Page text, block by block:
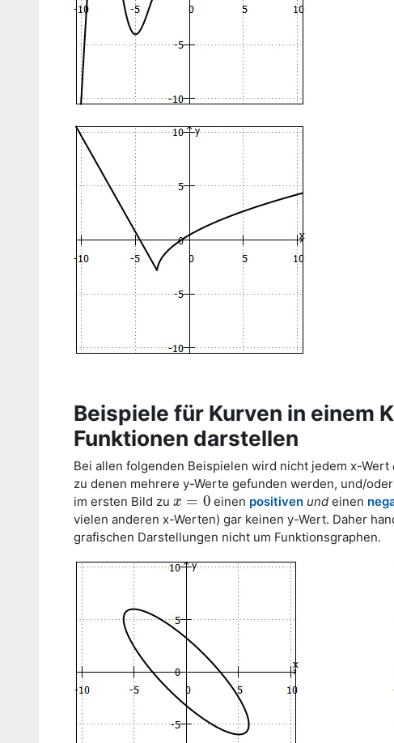
Beispiele für Kurven in einem
Funktionen darstellen
Bei allen folgenden Beispielen wird nicht jedem x-Wert
zu denen mehrere y-Werte gefunden werden, und/
im ersten Bild zu x = 0
x= 0 einen positiven und einen
vielen anderen x-Werten) gar keinen y-Wert. Daher
grafischen Darstellungen nicht um Funktionsgraphen.